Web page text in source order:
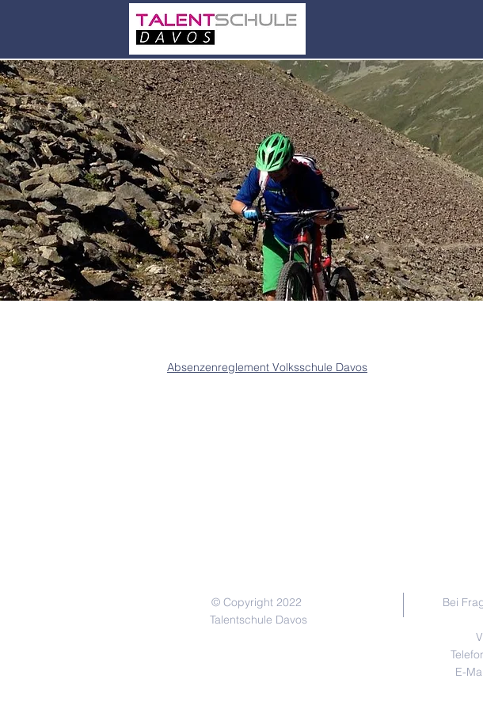
Absenzenreglement Volksschule Davos
© Copyright 2022
Talentschule Davos
Bei
E-